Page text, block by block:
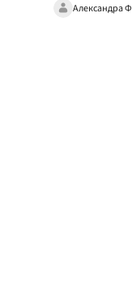
Александра